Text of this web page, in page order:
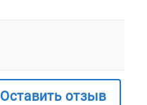
Оставить отзыв